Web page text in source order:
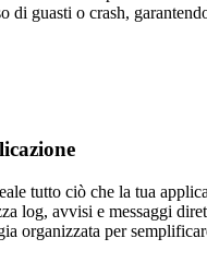
di guasti o crash,
tutto ciò che la tua
log, avvisi e messaggi
organizzata per